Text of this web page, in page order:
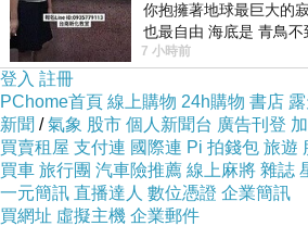
你抱擁著地球最巨大的
也最自由 海底是 青鳥
幸福 可以比珍珠更
7 小時前
登入 註冊
PChome首頁 線上購物 24h購物 書店
新聞 /氣象 股市 個人新聞台 廣告刊登
買賣租屋 支付連 國際連 Pi 拍錢包 旅遊
買車 旅行團 汽車險推薦 線上麻將 雜誌
一元簡訊 直播達人 數位憑證 企業簡訊
買網址 虛擬主機 企業郵件